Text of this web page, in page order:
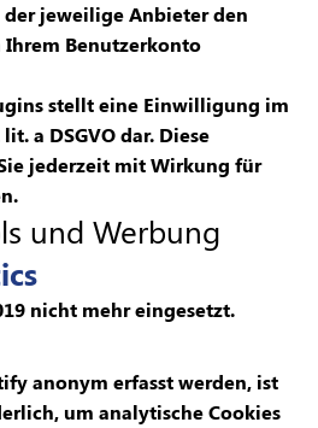
jeweilige Anbieter den
Ihrem Benutzerkonto
stellt eine Einwilligung im
a DSGVO dar. Diese
jederzeit mit Wirkung für
und Werbung
nicht mehr eingesetzt.
anonym erfasst werden, ist
um analytische Cookies